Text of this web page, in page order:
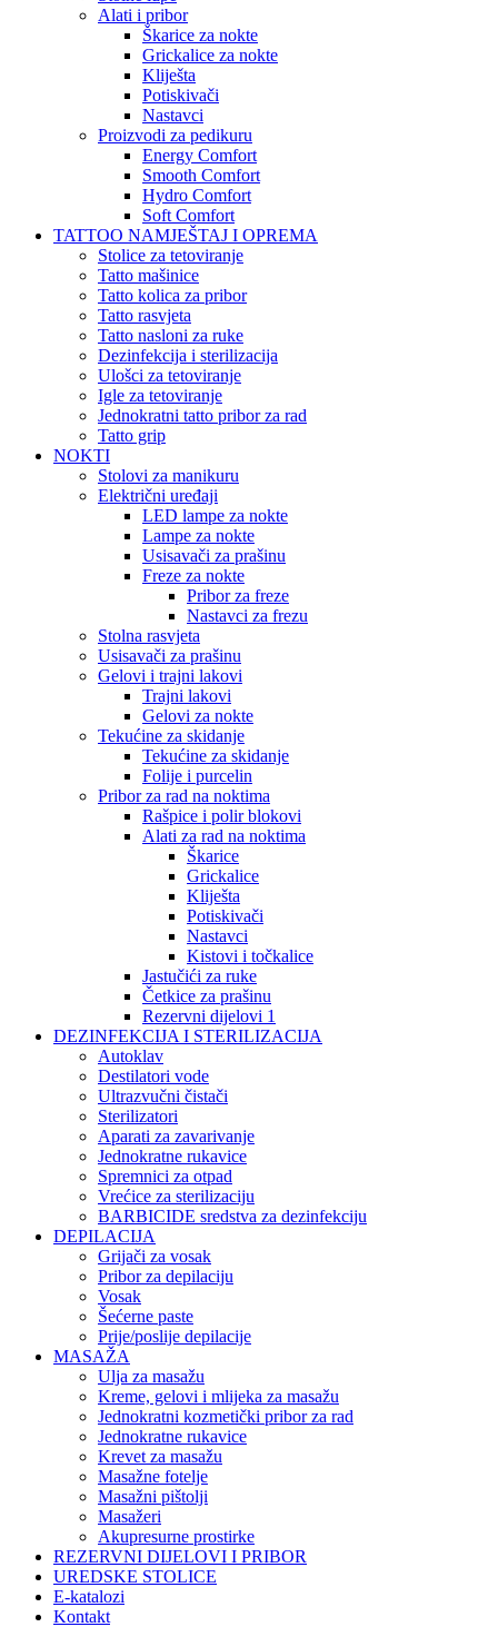
Alati i pribor
Škarice za nokte
Grickalice za nokte
Kliješta
Potiskivači
Nastavci
Proizvodi za pedikuru
Energy Comfort
Smooth Comfort
Hydro Comfort
Soft Comfort
TATTOO NAMJEŠTAJ I OPREMA
Stolice za tetoviranje
Tatto mašinice
Tatto kolica za pribor
Tatto rasvjeta
Tatto nasloni za ruke
Dezinfekcija i sterilizacija
Ulošci za tetoviranje
Igle za tetoviranje
Jednokratni tatto pribor za rad
Tatto grip
NOKTI
Stolovi za manikuru
Električni uređaji
LED lampe za nokte
Lampe za nokte
Usisavači za prašinu
Freze za nokte
Pribor za freze
Nastavci za frezu
Stolna rasvjeta
Usisavači za prašinu
Gelovi i trajni lakovi
Trajni lakovi
Gelovi za nokte
Tekućine za skidanje
Tekućine za skidanje
Folije i purcelin
Pribor za rad na noktima
Rašpice i polir blokovi
Alati za rad na noktima
Škarice
Grickalice
Kliješta
Potiskivači
Nastavci
Kistovi i točkalice
Jastučići za ruke
Četkice za prašinu
Rezervni dijelovi 1
DEZINFEKCIJA I STERILIZACIJA
Autoklav
Destilatori vode
Ultrazvučni čistači
Sterilizatori
Aparati za zavarivanje
Jednokratne rukavice
Spremnici za otpad
Vrećice za sterilizaciju
BARBICIDE sredstva za dezinfekciju
DEPILACIJA
Grijači za vosak
Pribor za depilaciju
Vosak
Šećerne paste
Prije/poslije depilacije
MASAŽA
Ulja za masažu
Kreme, gelovi i mlijeka za masažu
Jednokratni kozmetički pribor za rad
Jednokratne rukavice
Krevet za masažu
Masažne fotelje
Masažni pištolji
Masažeri
Akupresurne prostirke
REZERVNI DIJELOVI I PRIBOR
UREDSKE STOLICE
E-katalozi
Kontakt